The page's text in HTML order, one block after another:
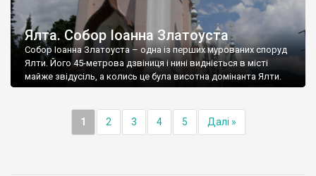
Ялта. Собор Іоанна Златоуста
Собор Іоанна Златоуста – одна із перших мурованих споруд
Ялти. Його 45-метрова дзвіниця і нині видніється в місті
майже звідусіль, а колись це була висотна домінанта Ялти.
1 2 3 4 5 Далі »